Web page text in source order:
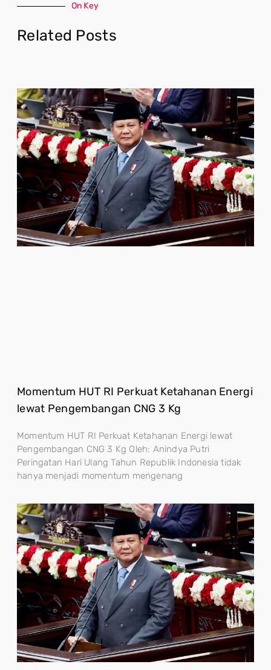
On Key
Related Posts
Momentum HUT RI Perkuat Ketahanan Energi
lewat Pengembangan CNG 3 Kg
Momentum HUT RI Perkuat Ketahanan Energi lewat
Pengembangan CNG 3 Kg Oleh: Anindya Putri
Peringatan Hari Ulang Tahun Republik Indonesia tidak
hanya menjadi momentum mengenang